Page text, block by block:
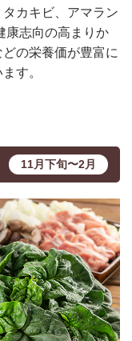
カキビ、アマラン
康志向の高まりか
の栄養価が豊富に
す。
11月下旬〜2月